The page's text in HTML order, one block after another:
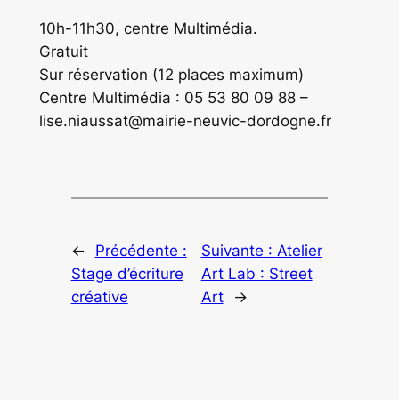
10h-11h30, centre Multimédia.
Gratuit
Sur réservation (12 places maximum)
Centre Multimédia : 05 53 80 09 88 –
lise.niaussat@mairie-neuvic-dordogne.fr
←
Précédente :
Stage d’écriture
créative
Suivante : Atelier
Art Lab : Street
Art
→